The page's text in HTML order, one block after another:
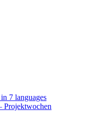
7 languages
Projektwochen